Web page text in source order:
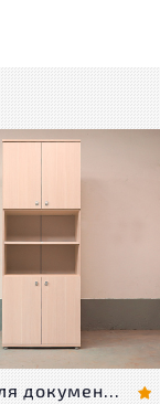
незначительные
не влияющие на